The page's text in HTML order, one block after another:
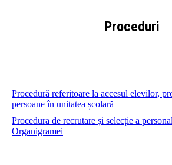
Proceduri
Procedură referitoare la accesul elevilor,
persoane în unitatea școlară
Procedura de recrutare și selecție a
Organigramei